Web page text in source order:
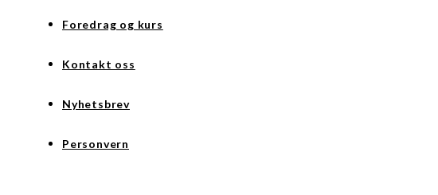
Foredrag og kurs
Kontakt oss
Nyhetsbrev
Personvern